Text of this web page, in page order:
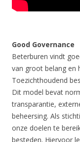
Good Governance
Beterburen vindt
van groot belang en
Toezichthoudend
Dit model bevat
transparantie,
beheersing. Als
onze doelen te
besteden. Hiervoor